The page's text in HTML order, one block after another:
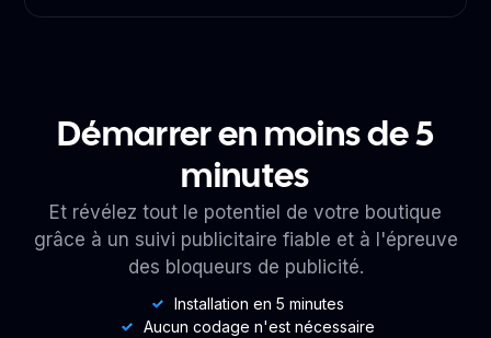
Démarrer en moins de 5
minutes
Et révélez tout le potentiel de votre boutique
grâce à un suivi publicitaire fiable et à l'épreuve
des bloqueurs de publicité.
Installation en 5 minutes
Aucun codage n'est nécessaire